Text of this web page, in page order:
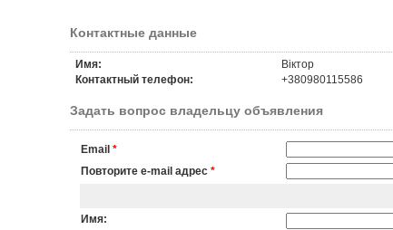
Контактные данные
Имя:
Віктор
Контактный телефон:
+380980115586
Задать вопрос владельцу объявления
Email *
Повторите e-mail адрес *
Имя: